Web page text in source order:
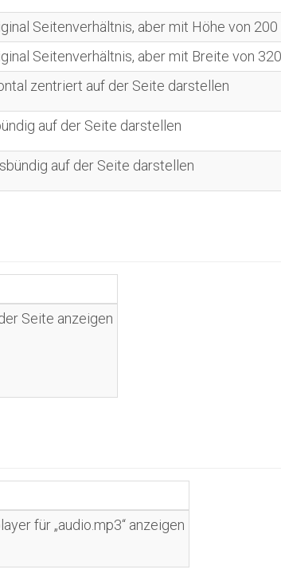
Seitenverhältnis, aber mit Höhe von
Seitenverhältnis, aber mit Breite von
zentriert auf der Seite darstellen
auf der Seite darstellen
auf der Seite darstellen
Seite anzeigen
für „audio.mp3“ anzeigen